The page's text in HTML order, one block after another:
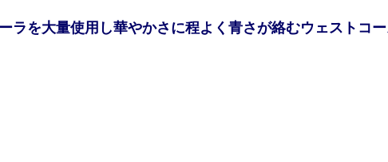
ラを大量使用し華やかさに程よく青さが絡むウェストコ